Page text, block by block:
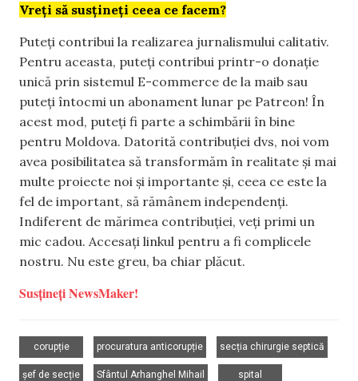
Vreți să susțineți ceea ce facem?
Puteți contribui la realizarea jurnalismului calitativ.
Pentru aceasta, puteți contribui printr-o donație
unică prin sistemul E-commerce de la maib sau
puteți întocmi un abonament lunar pe Patreon! În
acest mod, puteți fi parte a schimbării în bine
pentru Moldova. Datorită contribuției dvs, noi vom
avea posibilitatea să transformăm în realitate și mai
multe proiecte noi și importante și, ceea ce este la
fel de important, să rămânem independenți.
Indiferent de mărimea contribuției, veți primi un
mic cadou. Accesați linkul pentru a fi complicele
nostru. Nu este greu, ba chiar plăcut.
Susțineți NewsMaker!
corupție
procuratura anticorupție
secția chirurgie septică
șef de secție
Sfântul Arhanghel Mihail
spital